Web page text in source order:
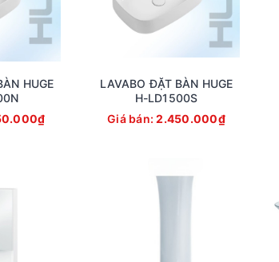
HUGE
LAVABO ĐẶT BÀN HUGE
H-LD1500S
Giá bán:2.450.000₫